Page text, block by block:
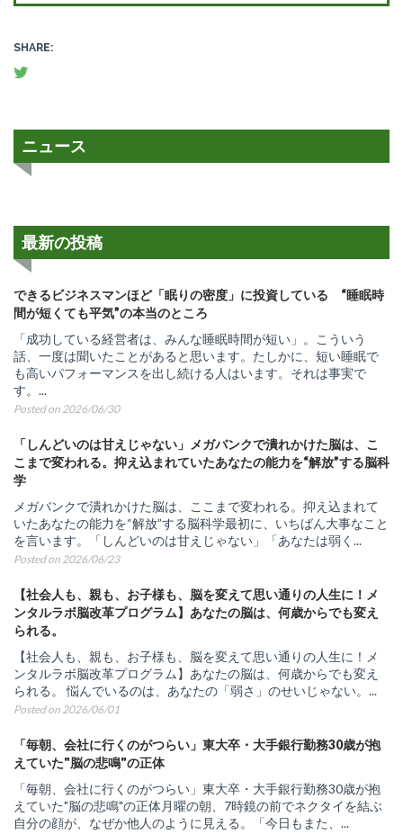
SHARE:
ニュース
最新の投稿
できるビジネスマンほど「眠りの密度」に投資している “睡眠時
間が短くても平気”の本当のところ
「成功している経営者は、みんな睡眠時間が短い」。こういう
話、一度は聞いたことがあると思います。たしかに、短い睡眠で
も高いパフォーマンスを出し続ける人はいます。それは事実で
す。...
Posted on 2026/06/30
「しんどいのは甘えじゃない」メガバンクで潰れかけた脳は、こ
こまで変われる。抑え込まれていたあなたの能力を“解放”する脳科
学
メガバンクで潰れかけた脳は、ここまで変われる。抑え込まれて
いたあなたの能力を“解放”する脳科学最初に、いちばん大事なこと
を言います。「しんどいのは甘えじゃない」「あなたは弱く...
Posted on 2026/06/23
【社会人も、親も、お子様も、脳を変えて思い通りの人生に！メ
ンタルラボ脳改革プログラム】あなたの脳は、何歳からでも変え
られる。
【社会人も、親も、お子様も、脳を変えて思い通りの人生に！メ
ンタルラボ脳改革プログラム】あなたの脳は、何歳からでも変え
られる。 悩んでいるのは、あなたの「弱さ」のせいじゃない。...
Posted on 2026/06/01
「毎朝、会社に行くのがつらい」東大卒・大手銀行勤務30歳が抱
えていた"脳の悲鳴"の正体
「毎朝、会社に行くのがつらい」東大卒・大手銀行勤務30歳が抱
えていた"脳の悲鳴"の正体月曜の朝、7時鏡の前でネクタイを結ぶ
自分の顔が、なぜか他人のように見える。「今日もまた、...